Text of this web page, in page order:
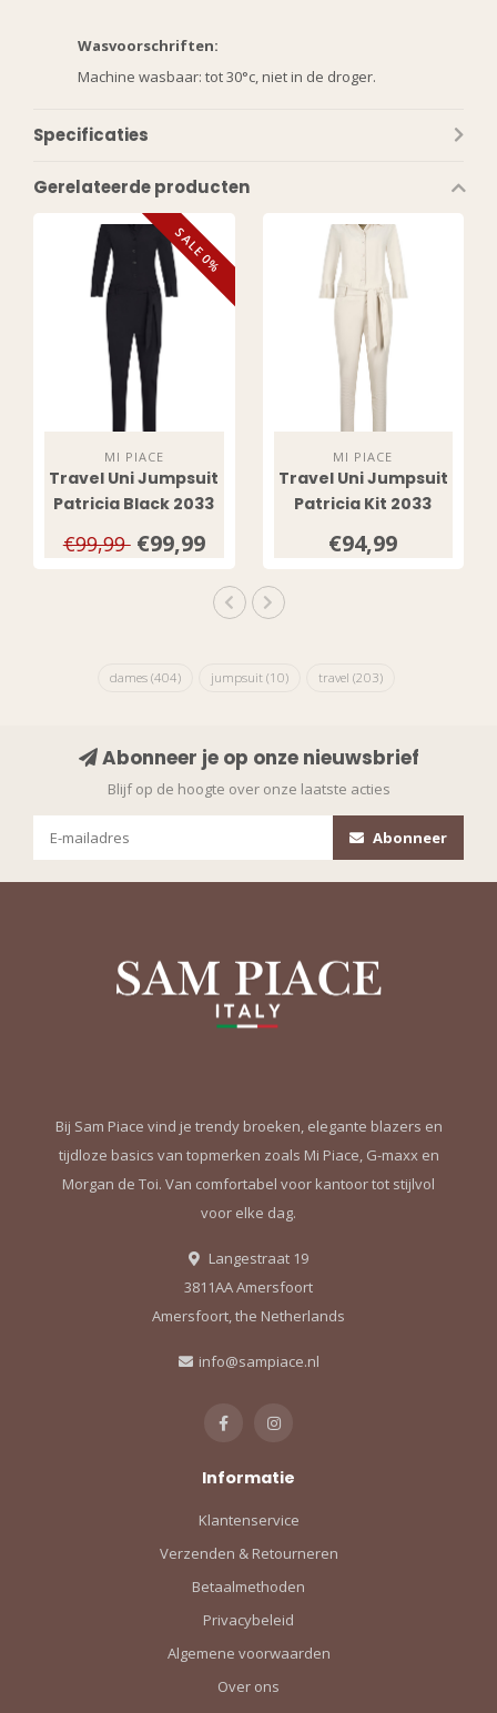
Wasvoorschriften:
Machine wasbaar: tot 30°c, niet in de droger.
Specificaties
Gerelateerde producten
SALE 0%
MI PIACE
Travel Uni Jumpsuit
Patricia Black 2033
€99,99 €99,99
MI PIACE
Travel Uni Jumpsuit
Patricia Kit 2033
€94,99
dames (404) jumpsuit (10) travel (203)
Abonneer je op onze nieuwsbrief
Blijf op de hoogte over onze laatste acties
Abonneer
Bij Sam Piace vind je trendy broeken, elegante blazers en
tijdloze basics van topmerken zoals Mi Piace, G-maxx en
Morgan de Toi. Van comfortabel voor kantoor tot stijlvol
voor elke dag.
Langestraat 19
3811AA Amersfoort
Amersfoort, the Netherlands
info@sampiace.nl
Informatie
Klantenservice
Verzenden & Retourneren
Betaalmethoden
Privacybeleid
Algemene voorwaarden
Over ons